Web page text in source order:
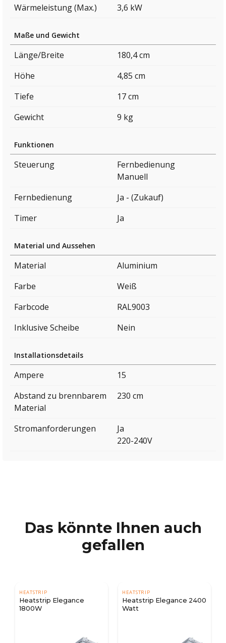
Wärmeleistung (Max.)
3,6 kW
Maße und Gewicht
Länge/Breite
180,4 cm
Höhe
4,85 cm
Tiefe
17 cm
Gewicht
9 kg
Funktionen
Steuerung
Fernbedienung
Manuell
Fernbedienung
Ja - (Zukauf)
Timer
Ja
Material und Aussehen
Material
Aluminium
Farbe
Weiß
Farbcode
RAL9003
Inklusive Scheibe
Nein
Installationsdetails
Ampere
15
Abstand zu brennbarem
Material
230 cm
Stromanforderungen
Ja
220-240V
Das könnte Ihnen auch
gefallen
HEATSTRIP
Heatstrip Elegance
1800W
HEATSTRIP
Heatstrip Elegance 2400
Watt